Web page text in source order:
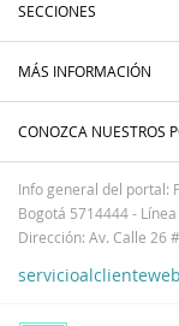
SECCIONES
MÁS INFORMACIÓN
CONOZCA NUESTROS
Info general del portal:
Bogotá 5714444 -
Dirección: Av. Calle 26